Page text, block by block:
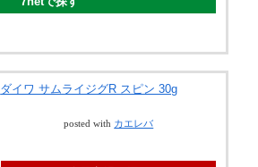
ダイワ サムライジグR スピン 30g
posted with カエレバ